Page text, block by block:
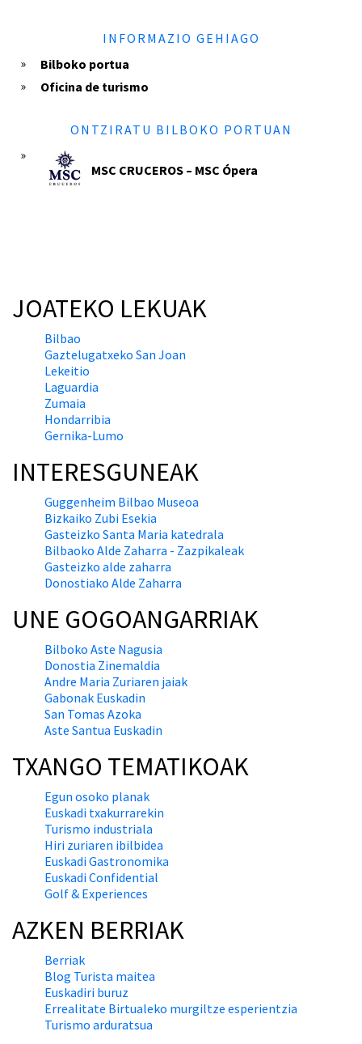
INFORMAZIO GEHIAGO
Bilboko portua
Oficina de turismo
ONTZIRATU BILBOKO PORTUAN
MSC CRUCEROS – MSC Ópera
JOATEKO LEKUAK
Bilbao
Gaztelugatxeko San Joan
Lekeitio
Laguardia
Zumaia
Hondarribia
Gernika-Lumo
INTERESGUNEAK
Guggenheim Bilbao Museoa
Bizkaiko Zubi Esekia
Gasteizko Santa Maria katedrala
Bilbaoko Alde Zaharra - Zazpikaleak
Gasteizko alde zaharra
Donostiako Alde Zaharra
UNE GOGOANGARRIAK
Bilboko Aste Nagusia
Donostia Zinemaldia
Andre Maria Zuriaren jaiak
Gabonak Euskadin
San Tomas Azoka
Aste Santua Euskadin
TXANGO TEMATIKOAK
Egun osoko planak
Euskadi txakurrarekin
Turismo industriala
Hiri zuriaren ibilbidea
Euskadi Gastronomika
Euskadi Confidential
Golf & Experiences
AZKEN BERRIAK
Berriak
Blog Turista maitea
Euskadiri buruz
Errealitate Birtualeko murgiltze esperientzia
Turismo arduratsua